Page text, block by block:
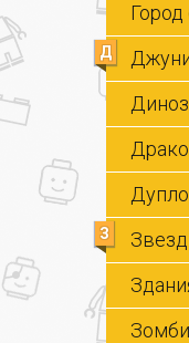
Город
Д
Дупло
З
Зомби